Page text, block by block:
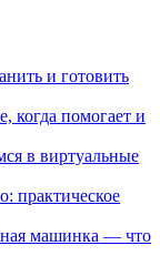
и готовить
когда помогает и
в виртуальные
практическое
машинка — что